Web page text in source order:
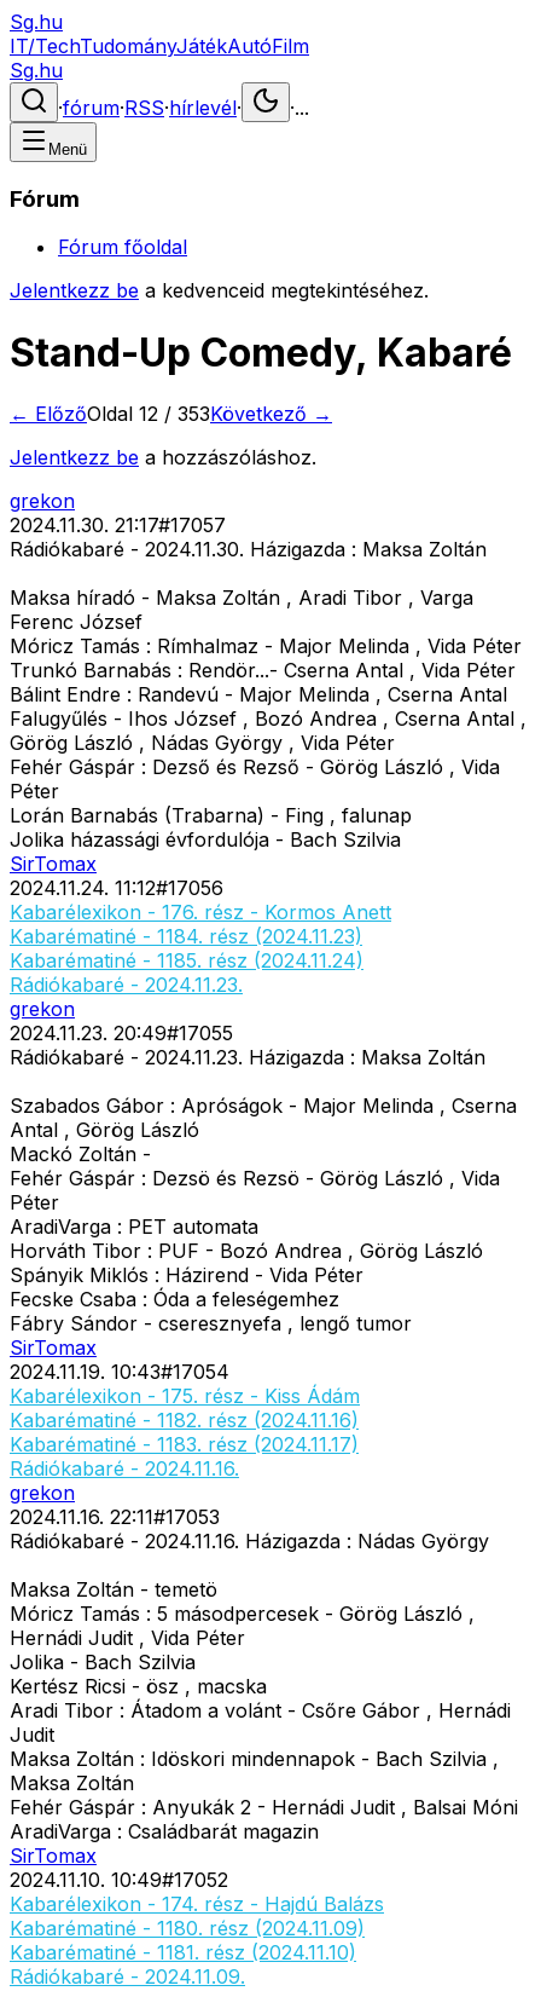
Sg.hu
IT/TechTudományJátékAutóFilm
Sg.hu
·fórum·RSS·hírlevél· ·...
Menü
Fórum
Fórum főoldal
Jelentkezz be a kedvenceid megtekintéséhez.
Stand-Up Comedy, Kabaré
← ElőzőOldal 12 / 353Következő →
Jelentkezz be a hozzászóláshoz.
grekon
2024.11.30. 21:17#17057
Rádiókabaré - 2024.11.30. Házigazda : Maksa Zoltán
Maksa híradó - Maksa Zoltán , Aradi Tibor , Varga
Ferenc József
Móricz Tamás : Rímhalmaz - Major Melinda , Vida Péter
Trunkó Barnabás : Rendör...- Cserna Antal , Vida Péter
Bálint Endre : Randevú - Major Melinda , Cserna Antal
Falugyűlés - Ihos József , Bozó Andrea , Cserna Antal ,
Görög László , Nádas György , Vida Péter
Fehér Gáspár : Dezső és Rezső - Görög László , Vida
Péter
Lorán Barnabás (Trabarna) - Fing , falunap
Jolika házassági évfordulója - Bach Szilvia
SirTomax
2024.11.24. 11:12#17056
Kabarélexikon - 176. rész - Kormos Anett
Kabarématiné - 1184. rész (2024.11.23)
Kabarématiné - 1185. rész (2024.11.24)
Rádiókabaré - 2024.11.23.
grekon
2024.11.23. 20:49#17055
Rádiókabaré - 2024.11.23. Házigazda : Maksa Zoltán
Szabados Gábor : Apróságok - Major Melinda , Cserna
Antal , Görög László
Mackó Zoltán -
Fehér Gáspár : Dezsö és Rezsö - Görög László , Vida
Péter
AradiVarga : PET automata
Horváth Tibor : PUF - Bozó Andrea , Görög László
Spányik Miklós : Házirend - Vida Péter
Fecske Csaba : Óda a feleségemhez
Fábry Sándor - cseresznyefa , lengő tumor
SirTomax
2024.11.19. 10:43#17054
Kabarélexikon - 175. rész - Kiss Ádám
Kabarématiné - 1182. rész (2024.11.16)
Kabarématiné - 1183. rész (2024.11.17)
Rádiókabaré - 2024.11.16.
grekon
2024.11.16. 22:11#17053
Rádiókabaré - 2024.11.16. Házigazda : Nádas György
Maksa Zoltán - temetö
Móricz Tamás : 5 másodpercesek - Görög László ,
Hernádi Judit , Vida Péter
Jolika - Bach Szilvia
Kertész Ricsi - ösz , macska
Aradi Tibor : Átadom a volánt - Csőre Gábor , Hernádi
Judit
Maksa Zoltán : Idöskori mindennapok - Bach Szilvia ,
Maksa Zoltán
Fehér Gáspár : Anyukák 2 - Hernádi Judit , Balsai Móni
AradiVarga : Családbarát magazin
SirTomax
2024.11.10. 10:49#17052
Kabarélexikon - 174. rész - Hajdú Balázs
Kabarématiné - 1180. rész (2024.11.09)
Kabarématiné - 1181. rész (2024.11.10)
Rádiókabaré - 2024.11.09.